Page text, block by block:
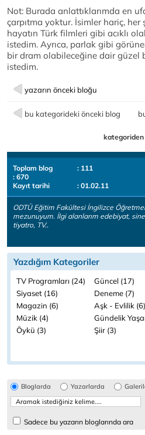
Not: Burada anlattıklarımda en
çarpıtma yoktur. İsimler hariç, her
hayatın Türk filmleri gibi acıklı
istedim. Ayrıca, parlak gibi
bir dram olabileceğine dair güzel
istedim.
yazarın önceki bloğu
bu kategorideki önceki blog
Toplam blog
: 111
: 670
Kayıt tarihi
: 01.02.11
ODTÜ Eğitim Fakültesi İngilizce
mezunuyum. İlgi alanlarım edebiyat,
tiyatro, TV..
Yazdığım Kategoriler
TV Programları (24)
Güncel (17)
Siyaset (16)
Deneme (7)
Magazin (6)
Aşk - Evlilik (6)
Müzik (4)
Gündelik
Öykü (3)
Şiir (3)
Bloglarda Yazarlarda
Sadece bu yazarın bloglarında ara